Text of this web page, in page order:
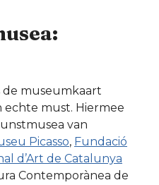
de museumkaart
echte must. Hiermee
van
Picasso, Fundació
d’Art de Catalunya
Contemporànea de